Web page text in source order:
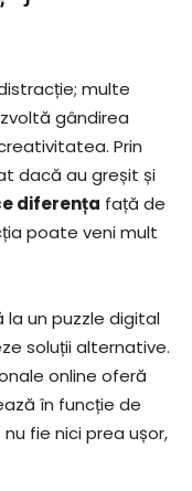
multe
gândirea
Prin
dacă au greșit și
diferența față de
poate veni mult
la un puzzle digital
soluții alternative.
online oferă
în funcție de
fie nici prea ușor,